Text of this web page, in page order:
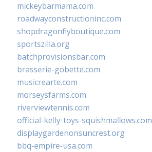
mickeybarmama.com
roadwayconstructioninc.com
shopdragonflyboutique.com
sportszilla.org
batchprovisionsbar.com
brasserie-gobette.com
musicrearte.com
morseysfarms.com
riverviewtennis.com
official-kelly-toys-squishmallows.com
displaygardenonsuncrest.org
bbq-empire-usa.com